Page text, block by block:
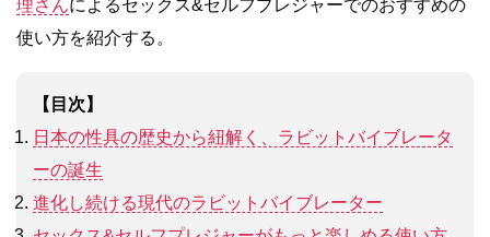
理さんによるセックス&セルフプレジャーでのおすすめの
使い方を紹介する。
【目次】
日本の性具の歴史から紐解く、ラビットバイブレータ
ーの誕生
進化し続ける現代のラビットバイブレーター